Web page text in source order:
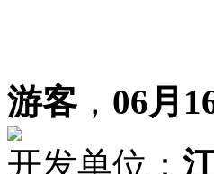
游客， 06月
开发单位：